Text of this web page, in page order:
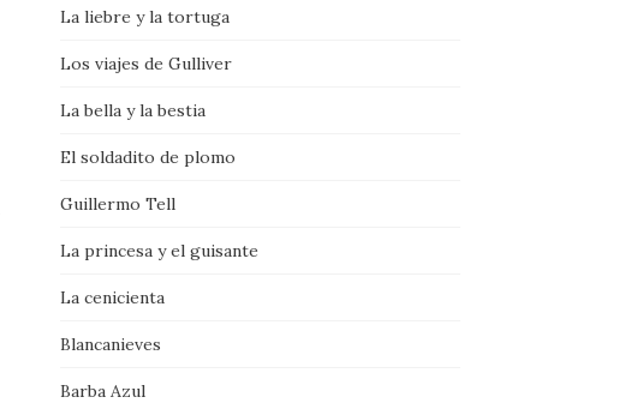
La liebre y la tortuga
Los viajes de Gulliver
La bella y la bestia
El soldadito de plomo
Guillermo Tell
La princesa y el guisante
La cenicienta
Blancanieves
Barba Azul